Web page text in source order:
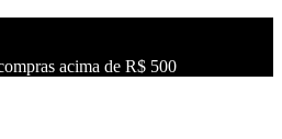
acima de R$ 500